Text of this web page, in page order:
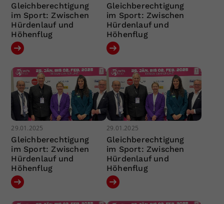
Gleichberechtigung
im Sport: Zwischen
Hürdenlauf und
Höhenflug
Gleichberechtigung
im Sport: Zwischen
Hürdenlauf und
Höhenflug
29.01.2025
Gleichberechtigung
im Sport: Zwischen
Hürdenlauf und
Höhenflug
29.01.2025
Gleichberechtigung
im Sport: Zwischen
Hürdenlauf und
Höhenflug